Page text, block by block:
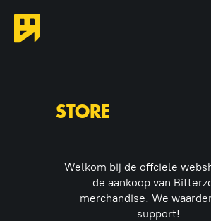
STORE
Welkom bij de offciele
de aankoop van
merchandise. We
support!